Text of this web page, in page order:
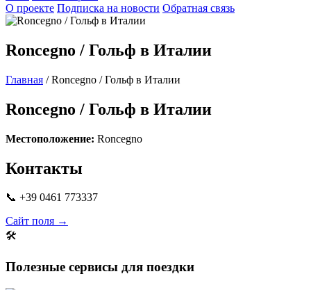
О проекте Подписка на новости Обратная связь
Roncegno / Гольф в Италии
Главная / Roncegno / Гольф в Италии
Roncegno / Гольф в Италии
Местоположение: Roncegno
Контакты
📞 +39 0461 773337
Сайт поля →
🛠
Полезные сервисы для поездки